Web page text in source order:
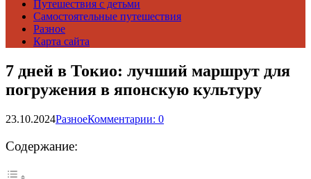
Путешествия с детьми
Самостоятельные путешествия
Разное
Карта сайта
7 дней в Токио: лучший маршрут для
погружения в японскую культуру
23.10.2024РазноеКомментарии: 0
Содержание: